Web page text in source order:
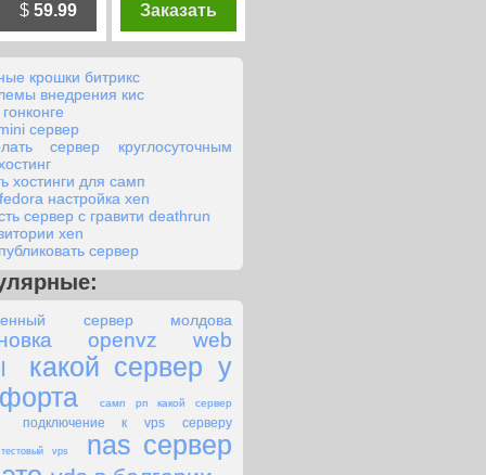
$ 59.99 Заказать
крошки битрикс
внедрения кис
сервер
сервер круглосуточным
хостинги для самп
настройка xen
сервер с гравити deathrun
xen
сервер
сервер молдова
openvz web
какой сервер у
самп рп какой сервер
подключение к vps серверу
тестовый vps
nas сервер